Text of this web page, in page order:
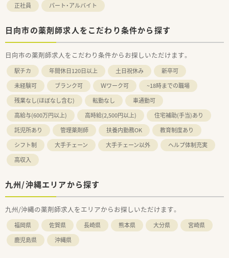
正社員 パート・アルバイト
日向市の薬剤師求人をこだわり条件から探す
日向市の薬剤師求人をこだわり条件からお探しいただけます。
駅チカ 年間休日120日以上 土日祝休み
新卒可
未経験可
ブランク可 Ｗワーク可
~18時までの職場
残業なし(ほぼなし含む)
転勤なし
車通勤可
高給与(600万円以上)
高時給(2,500円以上)
住宅補助(手当)あり
託児所あり
管理薬剤師 扶養内勤務OK
教育制度あり
シフト制
大手チェーン 大手チェーン以外
ヘルプ体制充実
高収入
九州/沖縄エリアから探す
九州/沖縄の薬剤師求人をエリアからお探しいただけます。
福岡県 佐賀県 長崎県 熊本県 大分県
宮崎県
鹿児島県
沖縄県